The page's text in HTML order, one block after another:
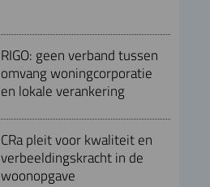
RIGO: geen verband tussen
omvang woningcorporatie
en lokale verankering
CRa pleit voor kwaliteit en
verbeeldingskracht in de
woonopgave